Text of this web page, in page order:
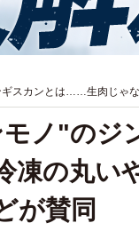
スカンとは……生肉じゃ
ノ"のジ
の丸い
が賛同